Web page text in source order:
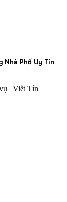
Nhà Phố Uy Tín